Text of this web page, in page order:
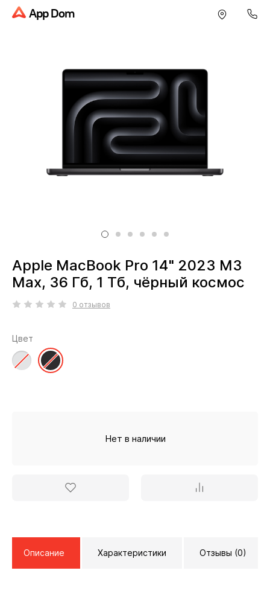
App Dom
Apple MacBook Pro 14" 2023 M3
Max, 36 Гб, 1 Тб, чёрный космос
0 отзывов
Цвет
Нет в наличии
Описание Характеристики Отзывы (0)